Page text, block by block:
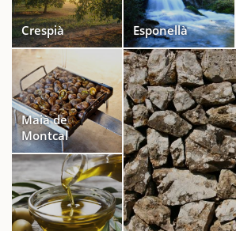
Crespià Esponellà
Maià de
Montcal